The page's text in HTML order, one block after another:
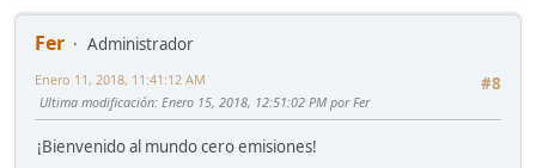
Fer
Administrador
#8
Enero 11, 2018, 11:41:12 AM
Ultima modificación: Enero 15, 2018, 12:51:02 PM por Fer
¡Bienvenido al mundo cero emisiones!